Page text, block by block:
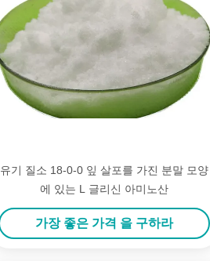
유기 질소 18-0-0 잎 살포를 가진 분말 모양
에 있는 L 글리신 아미노산
가장 좋은 가격 을 구하라